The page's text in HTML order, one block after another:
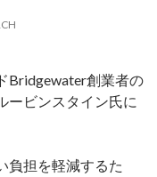
Bridgewater創業者の
ービンスタイン氏に
負担を軽減するた